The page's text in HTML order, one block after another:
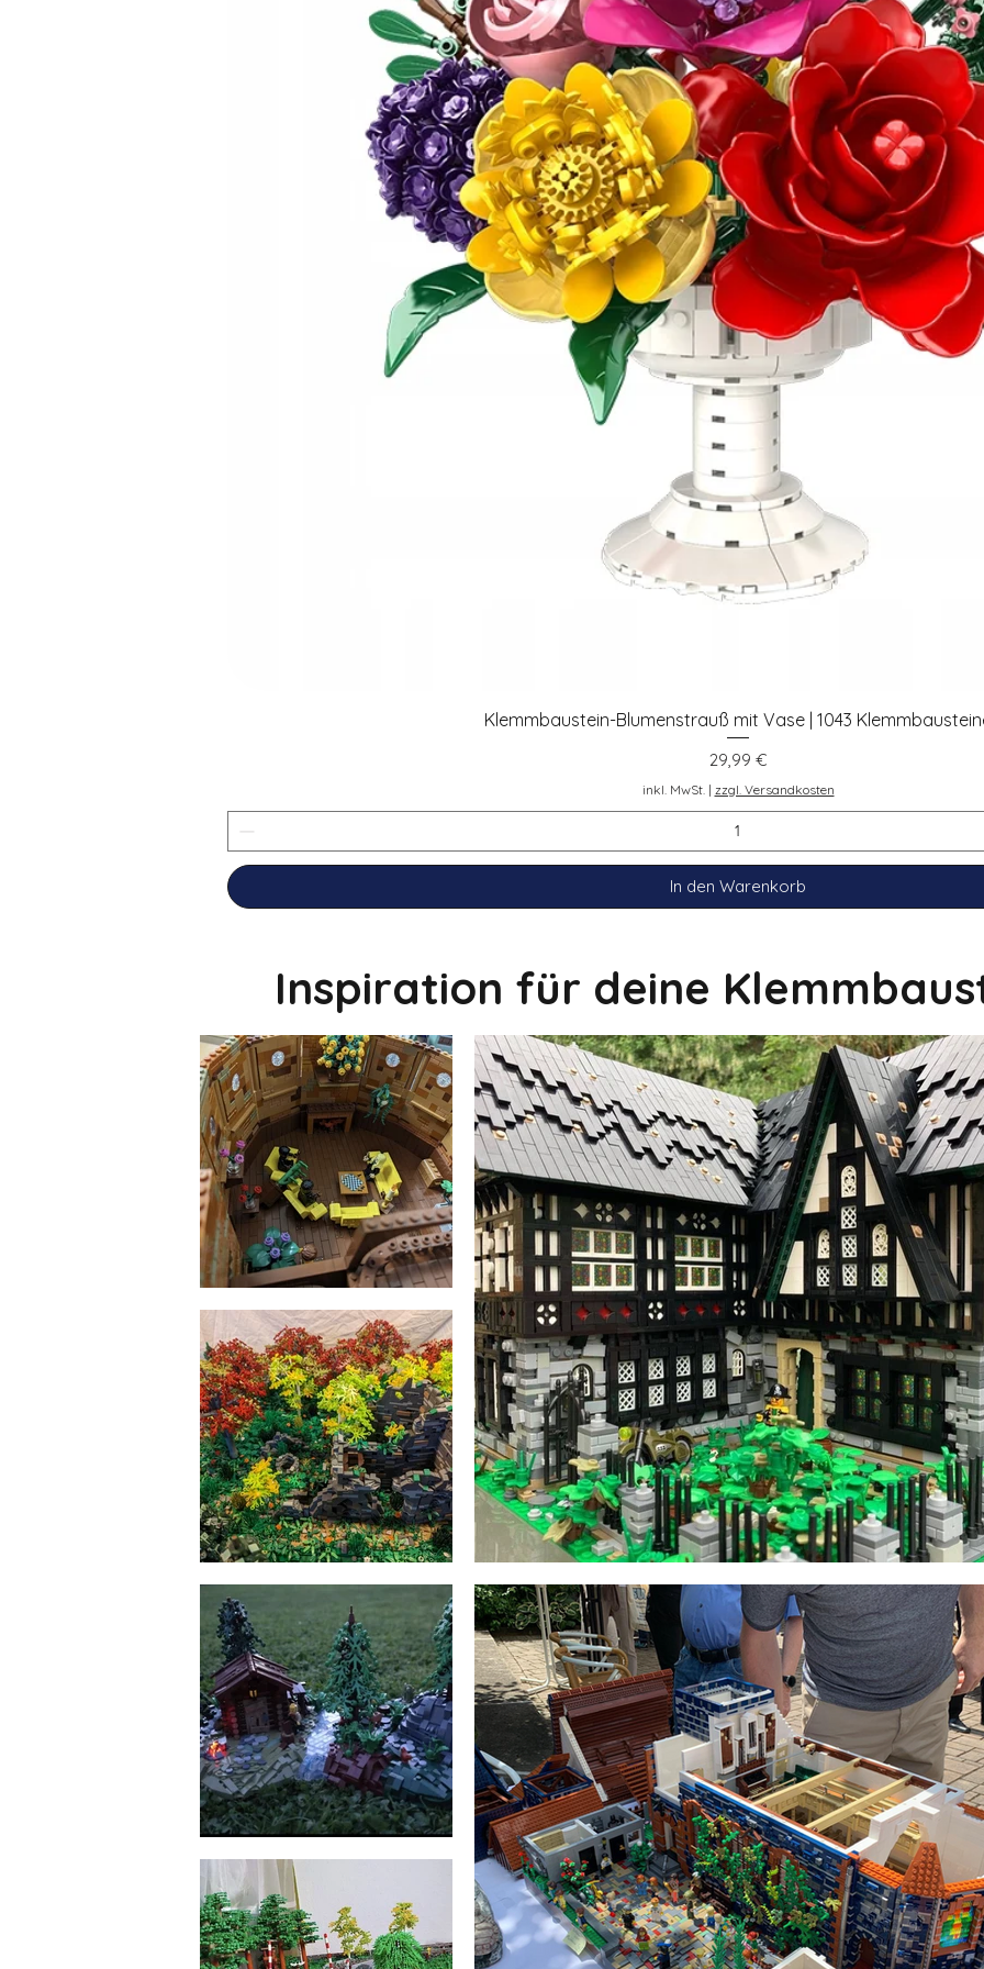
Schnellansicht
Klemmbaustein-Blumenstrauß mit Vase | 1043
Preis
29,99 €
inkl. MwSt. | zzgl. Versandkosten
In den Warenkorb
Inspiration für deine